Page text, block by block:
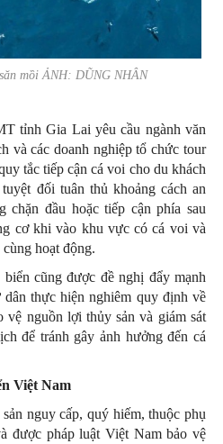
mồi ẢNH: DŨNG NHÂN
tỉnh Gia Lai yêu cầu ngành văn
và các doanh nghiệp tổ chức tour
tắc tiếp cận cá voi cho du khách
đối tuân thủ khoảng cách an
chặn đầu hoặc tiếp cận phía sau
cơ khi vào khu vực có cá voi và
hoạt động.
cũng được đề nghị đẩy mạnh
thực hiện nghiêm quy định về
vệ nguồn lợi thủy sản và giám sát
để tránh gây ảnh hưởng đến cá
Việt Nam
nguy cấp, quý hiếm, thuộc phụ
được pháp luật Việt Nam bảo vệ